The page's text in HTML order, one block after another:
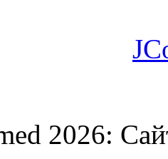
2026: